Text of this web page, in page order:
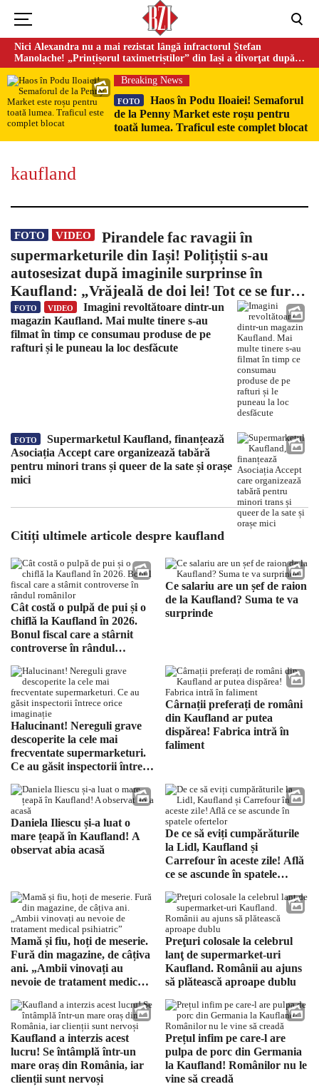
Nici Alexandra nu a mai rezistat lângă infractorul Ștefan
Manolache! „Prințișorul taximetriștilor” din Iași a divorţat după
doi ani de căsnicie
Breaking News
FOTO
Haos în Podu Iloaiei! Semaforul
de la Penny Market este roșu pentru
toată lumea. Traficul este complet blocat
kaufland
Could not play video.
There was a problem trying to load the video.
Error code: html5_video:4
FOTO VIDEO
Pirandele fac ravagii în
supermarketurile din Iași! Polițiștii s-au
autosesizat după imaginile surprinse în
Kaufland: „Vrăjeală de doi lei! Tot ce se fură e
manevră cu paznicii”
FOTO VIDEO
Imagini revoltătoare dintr-un
magazin Kaufland. Mai multe tinere s-au
filmat în timp ce consumau produse de pe
rafturi și le puneau la loc desfăcute
FOTO
Supermarketul Kaufland, finanțează
Asociația Accept care organizează tabără
pentru minori trans și queer de la sate și orașe
mici
Citiți ultimele articole despre kaufland
Cât costă o pulpă de pui și o
chiflă la Kaufland în 2026.
Bonul fiscal care a stârnit
controverse în rândul
Ce salariu are un șef de raion
de la Kaufland? Suma te va
surprinde
Halucinant! Nereguli grave
descoperite la cele mai
frecventate supermarketuri.
Ce au găsit inspectorii întrece
Cârnații preferați de români
din Kaufland ar putea
dispărea! Fabrica intră în
faliment
Daniela Iliescu și-a luat o
mare țeapă în Kaufland! A
observat abia acasă
De ce să eviți cumpărăturile
la Lidl, Kaufland și
Carrefour în aceste zile! Află
ce se ascunde în spatele
Mamă și fiu, hoți de meserie.
Fură din magazine, de câțiva
ani. „Ambii vinovați au
nevoie de tratament medical
Preţuri colosale la celebrul
lanţ de supermarket-uri
Kaufland. Românii au ajuns
să plătească aproape dublu
Kaufland a interzis acest
lucru! Se întâmplă într-un
mare oraș din România, iar
clienții sunt nervoși
Prețul infim pe care-l are
pulpa de porc din Germania
la Kaufland! Românilor nu le
vine să creadă